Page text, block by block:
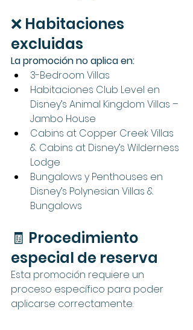
❌ Habitaciones
excluidas
La promoción no aplica en:
3-Bedroom Villas
Habitaciones Club Level en
Disney’s Animal Kingdom Villas –
Jambo House
Cabins at Copper Creek Villas
& Cabins at Disney’s Wilderness
Lodge
Bungalows y Penthouses en
Disney’s Polynesian Villas &
Bungalows
🧾 Procedimiento
especial de reserva
Esta promoción requiere un
proceso específico para poder
aplicarse correctamente.